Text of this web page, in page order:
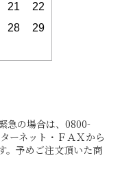
21
22
28
29
急の場合は、0800-
ーネット・ＦＡＸから
。予めご注文頂いた商